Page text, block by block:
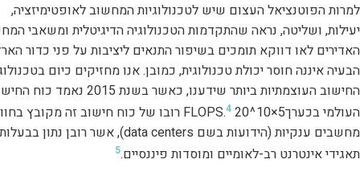
למרות הפוטנציאל העצום שיש לטכנולוגיות המחשוב לאופטימיזציה,
יעילות, ושליטה, נראה שהתקדמות הטכנולוגיה הדיגיטלית ומשאבי
האדירים לאו דווקא תומכים בשיפור התנאים ליציבות על פני כדור
הבעיה איננה חוסר יכולת טכנולוגית, כמובן. אנו מחזיקים כיום
החישוב העוצמתיות ביותר שידענו, כאשר בשנת 2015 נאמד
העולמי בכערך5×10^20 FLOPS.
4
רובו של כוח חישוב זה מקובץ
מחשבים ענקיות (הידועות בשם data centers), אשר רובן נתון בבעלות
תאגידי אינטרנט רב-לאומיים ומוסדות פיננסיים.5